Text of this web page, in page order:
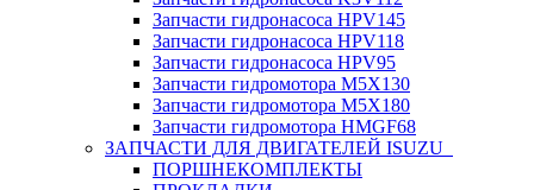
Запчасти гидронасоса HPV145
Запчасти гидронасоса HPV118
Запчасти гидронасоса HPV95
Запчасти гидромотора M5X130
Запчасти гидромотора M5X180
Запчасти гидромотора HMGF68
ЗАПЧАСТИ ДЛЯ ДВИГАТЕЛЕЙ ISUZU
ПОРШНЕКОМПЛЕКТЫ